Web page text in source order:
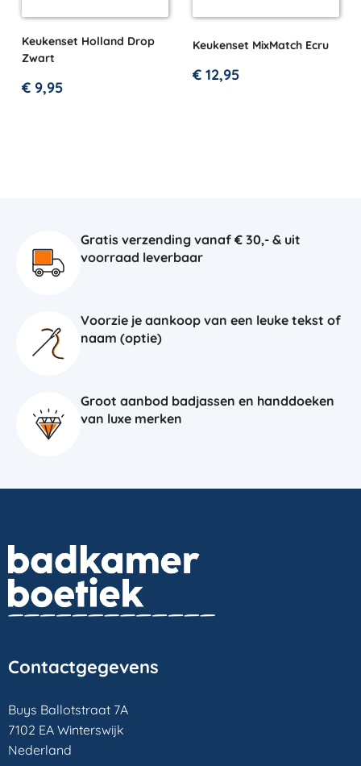
Keukenset Holland Drop
Zwart
€ 9,95
Keukenset MixMatch Ecru
€ 12,95
Gratis verzending vanaf € 30,- & uit
voorraad leverbaar
Voorzie je aankoop van een leuke tekst of
naam (optie)
Groot aanbod badjassen en handdoeken
van luxe merken
Contactgegevens
Buys Ballotstraat 7A
7102 EA Winterswijk
Nederland